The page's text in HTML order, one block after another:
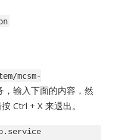
mcsm-
输入下面的内容，然
Ctrl + X 来退出。